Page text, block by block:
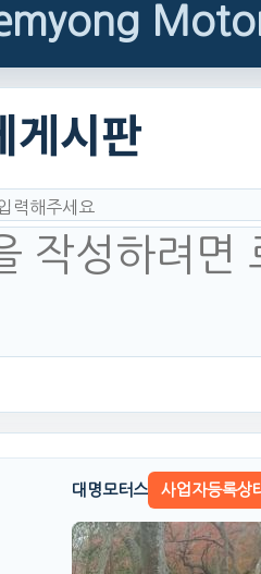
게시판
대명모터스 사업자등록상